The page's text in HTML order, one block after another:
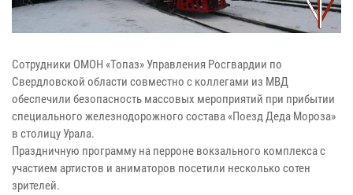
Сотрудники ОМОН «Топаз» Управления Росгвардии по
Свердловской области совместно с коллегами из МВД
обеспечили безопасность массовых мероприятий при прибытии
специального железнодорожного состава «Поезд Деда Мороза»
в столицу Урала.
Праздничную программу на перроне вокзального комплекса с
участием артистов и аниматоров посетили несколько сотен
зрителей.